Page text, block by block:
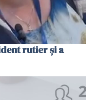
rutier și a